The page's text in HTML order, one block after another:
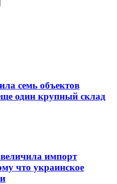
семь объектов
один крупный склад
импорт
что украинское